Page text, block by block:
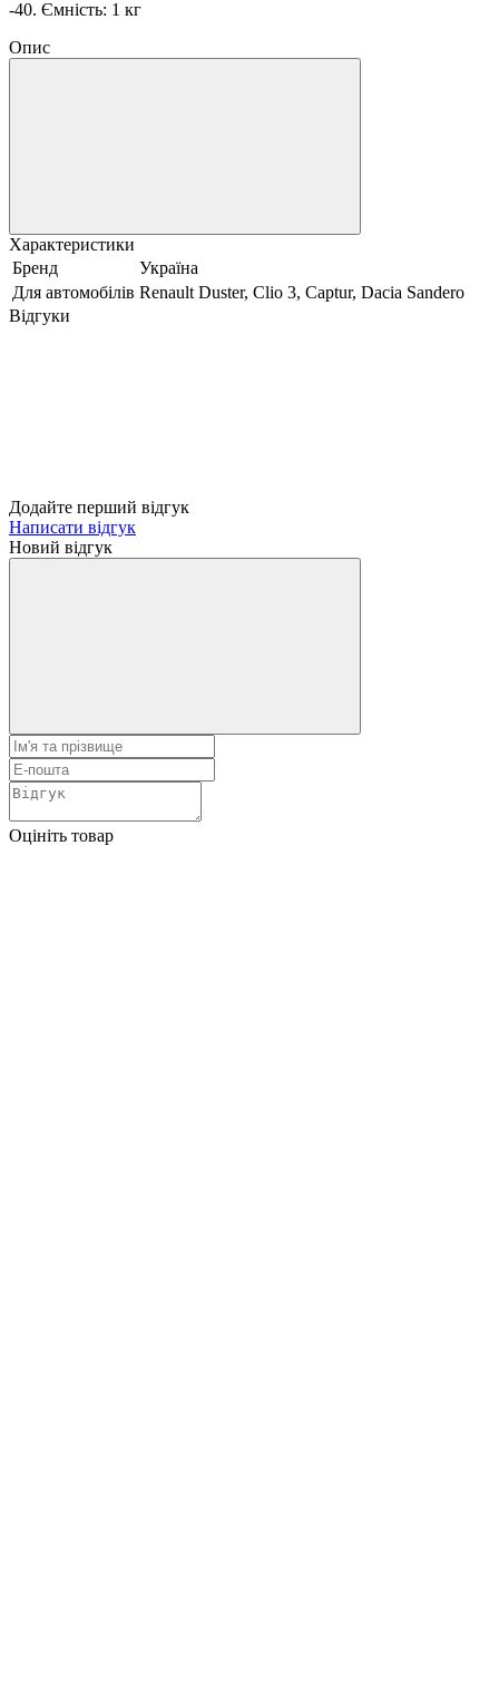
-40. Ємність: 1 кг
Опис
Характеристики
Бренд
Україна
Для автомобілів Renault Duster, Clio 3, Captur, Dacia Sandero
Відгуки
Додайте перший відгук
Написати відгук
Новий відгук
Оцініть товар